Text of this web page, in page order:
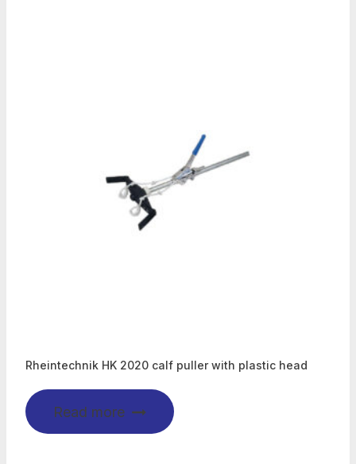
Rheintechnik HK 2020 calf puller with plastic head
Read more